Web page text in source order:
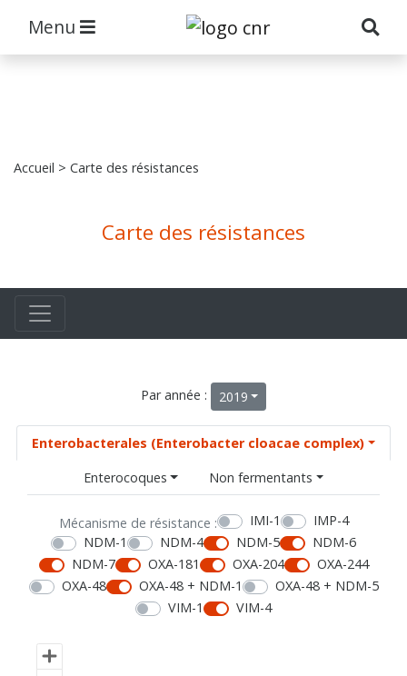
Menu
Accueil > Carte des résistances
Carte des résistances
Par année : 2019
Enterobacterales (Enterobacter cloacae complex)
Enterocoques
Non fermentants
Mécanisme de résistance : IMI-1
IMP-4
NDM-1
NDM-4 NDM-5
NDM-6
NDM-7
OXA-181 OXA-204
OXA-244
OXA-48
OXA-48 + NDM-1
OXA-48 + NDM-5
VIM-1
VIM-4